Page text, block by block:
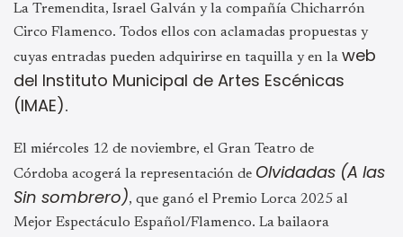
La Tremendita, Israel Galván y la compañía Chicharrón
Circo Flamenco. Todos ellos con aclamadas propuestas y
cuyas entradas pueden adquirirse en taquilla y en la web
del Instituto Municipal de Artes Escénicas
(IMAE).
El miércoles 12 de noviembre, el Gran Teatro de
Córdoba acogerá la representación de Olvidadas (A las
Sin sombrero), que ganó el Premio Lorca 2025 al
Mejor Espectáculo Español/Flamenco. La bailaora